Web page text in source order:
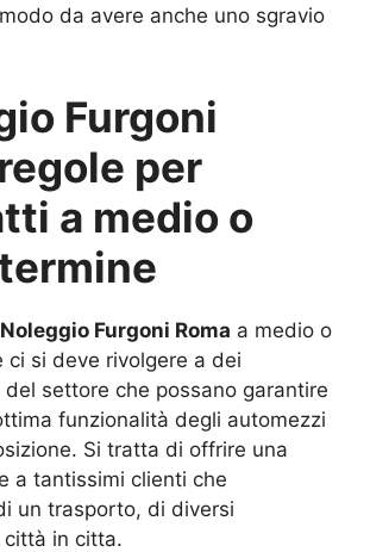
da avere anche uno sgravio
Furgoni
per
a medio o
Noleggio Furgoni Roma a medio o
ci si deve rivolgere a dei
settore che possano garantire
funzionalità degli automezzi
Si tratta di offrire una
a tantissimi clienti che
un trasporto, di diversi
in citta.